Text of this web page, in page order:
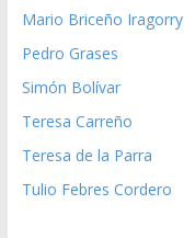
Mario Briceño Iragorry
Pedro Grases
Simón Bolívar
Teresa Carreño
Teresa de la Parra
Tulio Febres Cordero